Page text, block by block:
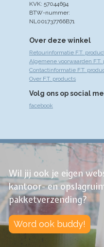
Over deze winkel
Retourinformatie F.T.
Algemene voorwaarden F.T.
Contactinformatie F.T.
Over F.T. products
Volg ons op social
facebook
KVK: 57044694
BTW-nummer:
NL001737766B71
Wil jij ook je eigen
kantoor- en
pakketverzending?
Word ook buddy!